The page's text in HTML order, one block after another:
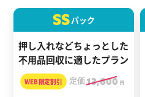
SSパック
押し入れなどちょっとした
不用品回収に適したプラン
定価13,800 円